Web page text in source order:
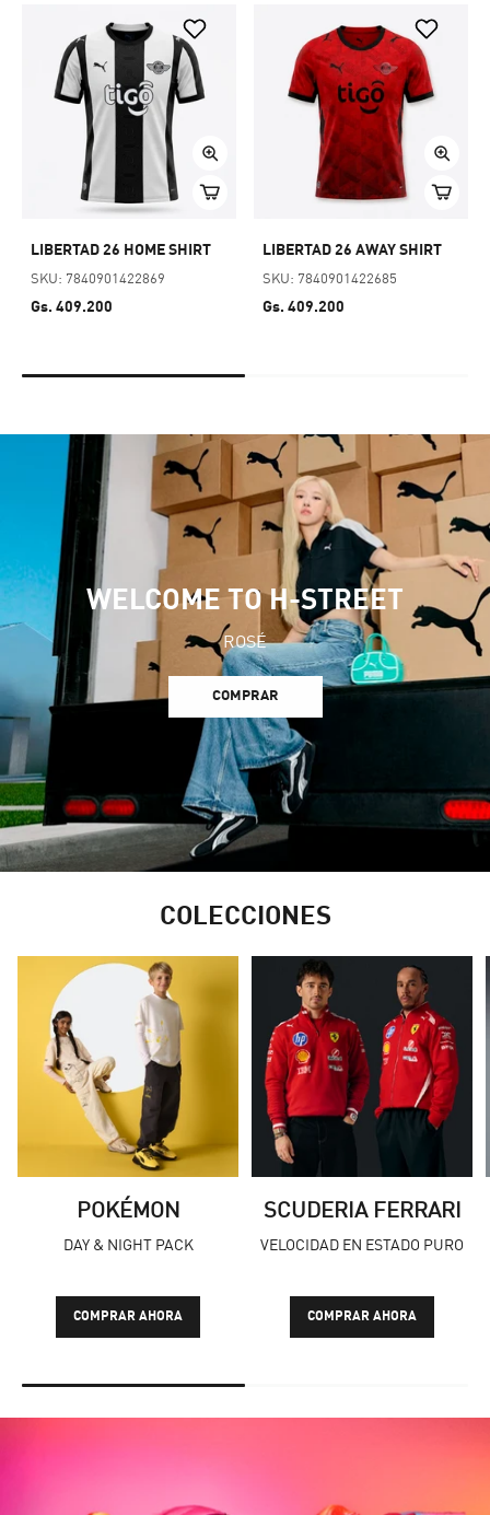
LIBERTAD 26 HOME SHIRT
SKU: 7840901422869
Gs. 409.200
LIBERTAD 26 AWAY SHIRT
SKU: 7840901422685
Gs. 409.200
WELCOME TO H-STREET
ROSÉ
COMPRAR
COLECCIONES
POKÉMON
DAY & NIGHT PACK
COMPRAR AHORA
SCUDERIA FERRARI
VELOCIDAD EN ESTADO PURO
COMPRAR AHORA